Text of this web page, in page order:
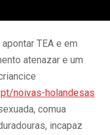
TEA e em
atenazar e um
noivas-holandesas
comua
incapaz